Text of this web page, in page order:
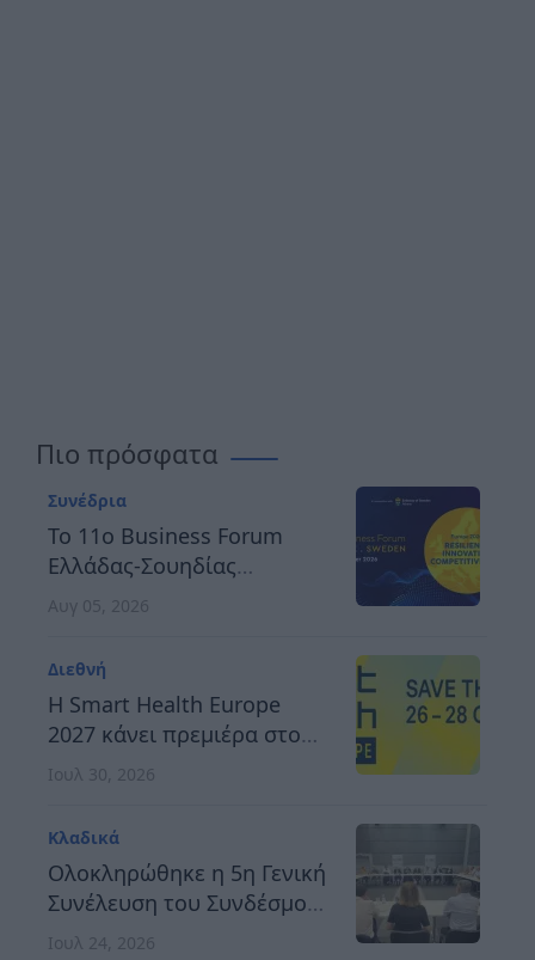
Πιο πρόσφατα
Συνέδρια
Το 11ο Business Forum
Ελλάδας-Σουηδίας
αναδεικνύει τον δρόμο
καινοτόμο και
ανταγωνιστική Ευρώπη
Αυγ 05, 2026
Διεθνή
H Smart Health Europe
2027 κάνει πρεμιέρα στο
Βερολίνο, στις 26 έως 28
Ιουλ 30, 2026
Κλαδικά
Ολοκληρώθηκε η 5η Γενική
Συνέλευση του Συνδέσμου
Οργανωτών &
Ιουλ 24, 2026